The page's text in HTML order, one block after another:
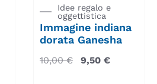
Idee regalo e
oggettistica
Immagine indiana
dorata Ganesha
10,00€ 9,50 €